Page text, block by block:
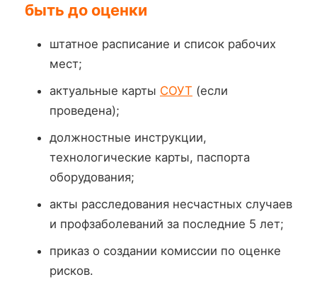
быть до оценки
штатное расписание и список рабочих
мест;
актуальные карты СОУТ (если
проведена);
должностные инструкции,
технологические карты, паспорта
оборудования;
акты расследования несчастных случаев
и профзаболеваний за последние 5 лет;
приказ о создании комиссии по оценке
рисков.